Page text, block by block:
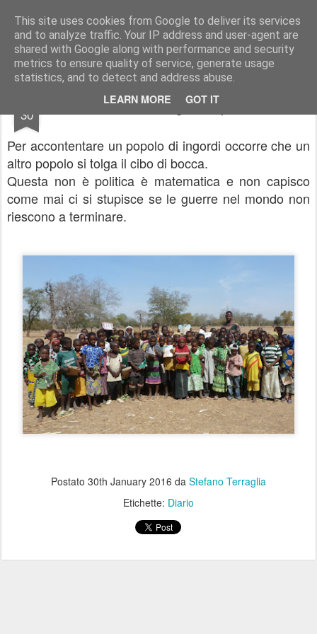
This site uses cookies from Google to deliver its services
and to analyze traffic. Your IP address and user-agent are
shared with Google along with performance and security
metrics to ensure quality of service, generate usage
statistics, and to detect and address abuse.
LEARN MORE GOT IT
Stefano Terraglia Creazioni
Pages
30 Il motivo delle guerre perenni
Per accontentare un popolo di ingordi occorre che un
altro popolo si tolga il cibo di bocca.
Questa non è politica è matematica e non capisco
come mai ci si stupisce se le guerre nel mondo non
riescono a terminare.
Postato 30th January 2016 da Stefano Terraglia
Etichette: Diario